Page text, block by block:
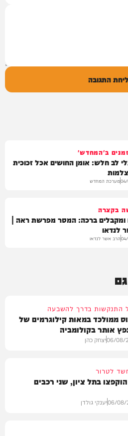
התגובה
ב'המחדש'
לב חלש: אומן החושים אכל זכוכית
מערכת המחדש
בקצרה
ומקבלים ברכה: המסר מפרשת ראה |
לנדאו
הרב אשר לנדאו
התנקשות בדרך להשבעה
ממולכד במאות קילוגרמים של
אותר בקולומביה
06/08/יצחק כהן
לטרור
בתל ציון, שני רכבים
06/08/יענקי גולדן